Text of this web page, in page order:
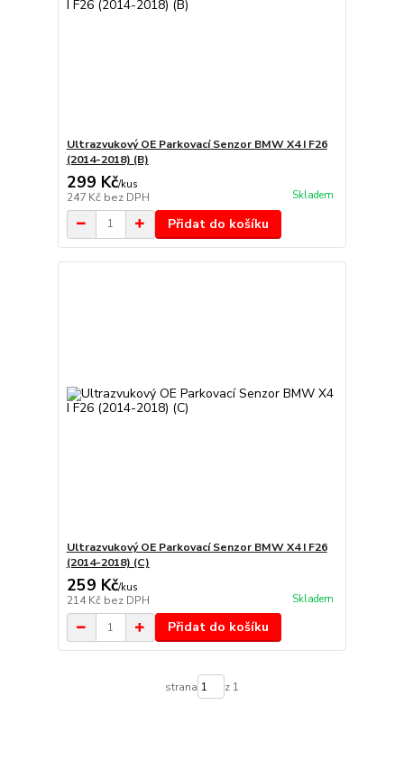
Ultrazvukový OE Parkovací Senzor BMW X4 I F26
(2014-2018) (B)
299 Kč/kus
247 Kč bez DPH Skladem
Přidat do košíku
Ultrazvukový OE Parkovací Senzor BMW X4 I F26
(2014-2018) (C)
259 Kč/kus
214 Kč bez DPH Skladem
Přidat do košíku
strana z 1